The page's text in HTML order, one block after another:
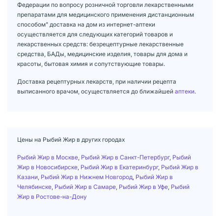
Федерации по вопросу розничной торговли лекарственными
препаратами для медицинского применения дистанционным
способом" доставка на дом из интернет-аптеки
осуществляется для следующих категорий товаров и
лекарственных средств: безрецептурные лекарственные
средства, БАДы, медицинские изделия, товары для дома и
красоты, бытовая химия и сопутствующие товары.
Доставка рецептурных лекарств, при наличии рецепта
выписанного врачом, осуществляется до ближайшей аптеки.
Цены на Рыбий Жир в других городах
Рыбий Жир в Москве Рыбий Жир в Санкт-Петербург, Рыбий
Жир в Новосибирске Рыбий Жир в Екатеринбург, Рыбий Жир в
Казани Рыбий Жир в Нижнем Новгород Рыбий Жир в
Челябинске Рыбий Жир в Самаре Рыбий Жир в Уфе Рыбий
Жир в Ростове-на-Дону